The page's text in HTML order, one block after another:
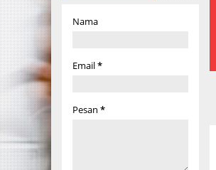
o
o
k
t
t
e
r
a
r
e
Nama
Email*
Pesan *